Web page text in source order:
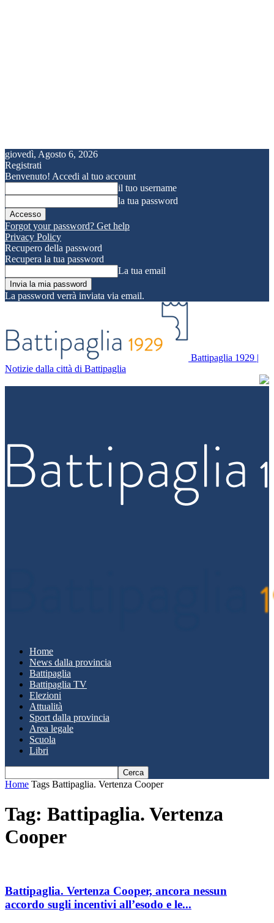
giovedì, Agosto 6, 2026
Registrati
Benvenuto! Accedi al tuo account
il tuo username
la tua password
Forgot your password? Get help
Privacy Policy
Recupero della password
Recupera la tua password
La tua email
La password verrà inviata via email.
Battipaglia 1929 |
Notizie dalla città di Battipaglia
Home
News dalla provincia
Battipaglia
Battipaglia TV
Elezioni
Attualità
Sport dalla provincia
Area legale
Scuola
Libri
Home Tags Battipaglia. Vertenza Cooper
Tag: Battipaglia. Vertenza
Cooper
Battipaglia. Vertenza Cooper, ancora nessun
accordo sugli incentivi all’esodo e le...